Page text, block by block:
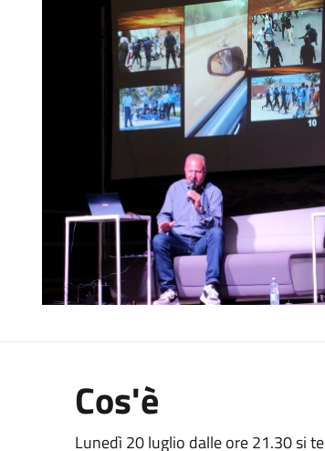
Cos'è
Lunedì 20 luglio dalle ore 21.30 si